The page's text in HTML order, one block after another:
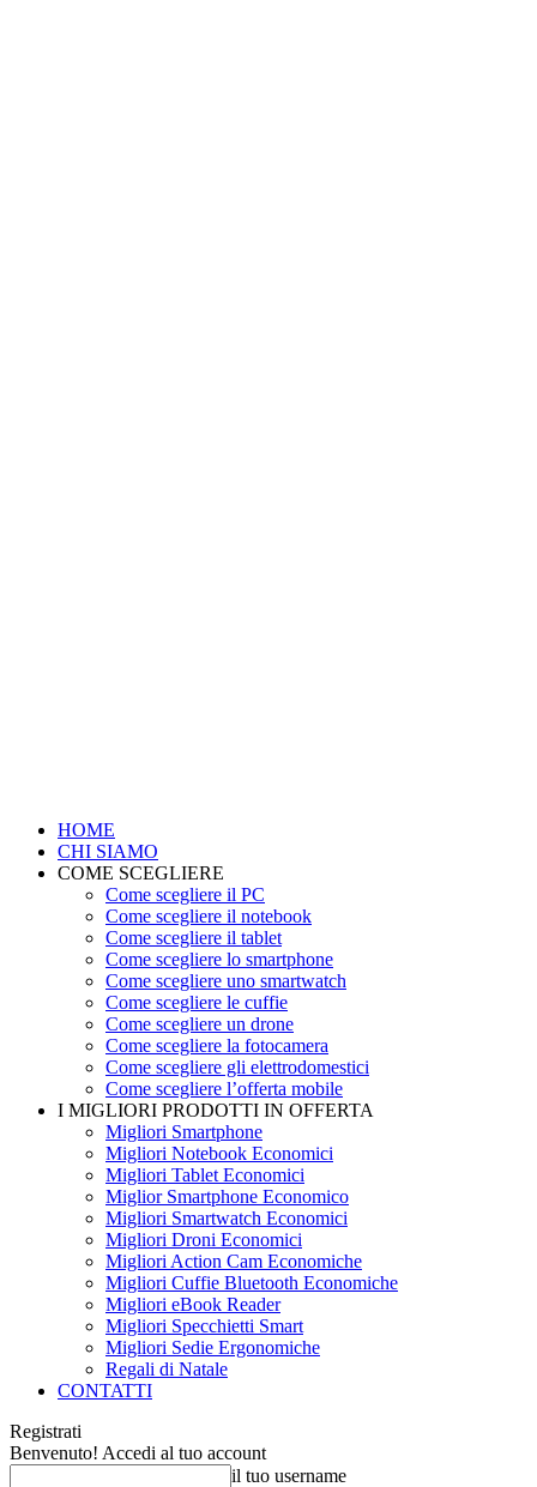
HOME
CHI SIAMO
COME SCEGLIERE
Come scegliere il PC
Come scegliere il notebook
Come scegliere il tablet
Come scegliere lo smartphone
Come scegliere uno smartwatch
Come scegliere le cuffie
Come scegliere un drone
Come scegliere la fotocamera
Come scegliere gli elettrodomestici
Come scegliere l’offerta mobile
I MIGLIORI PRODOTTI IN OFFERTA
Migliori Smartphone
Migliori Notebook Economici
Migliori Tablet Economici
Miglior Smartphone Economico
Migliori Smartwatch Economici
Migliori Droni Economici
Migliori Action Cam Economiche
Migliori Cuffie Bluetooth Economiche
Migliori eBook Reader
Migliori Specchietti Smart
Migliori Sedie Ergonomiche
Regali di Natale
CONTATTI
Registrati
Benvenuto! Accedi al tuo account
il tuo username